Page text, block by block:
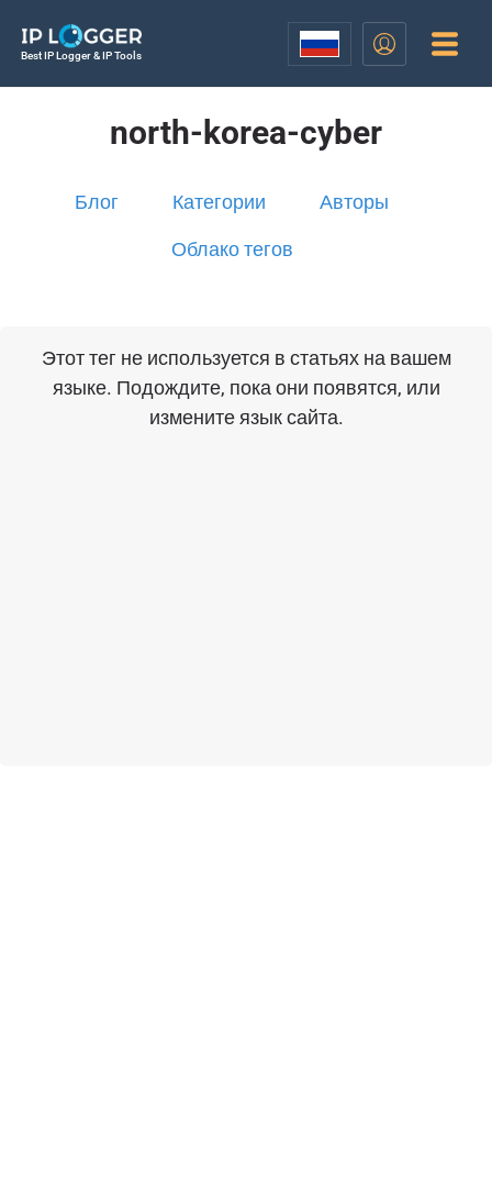
Best IP Logger & IP Tools
north-korea-cyber
Блог Категории Авторы
Облако тегов